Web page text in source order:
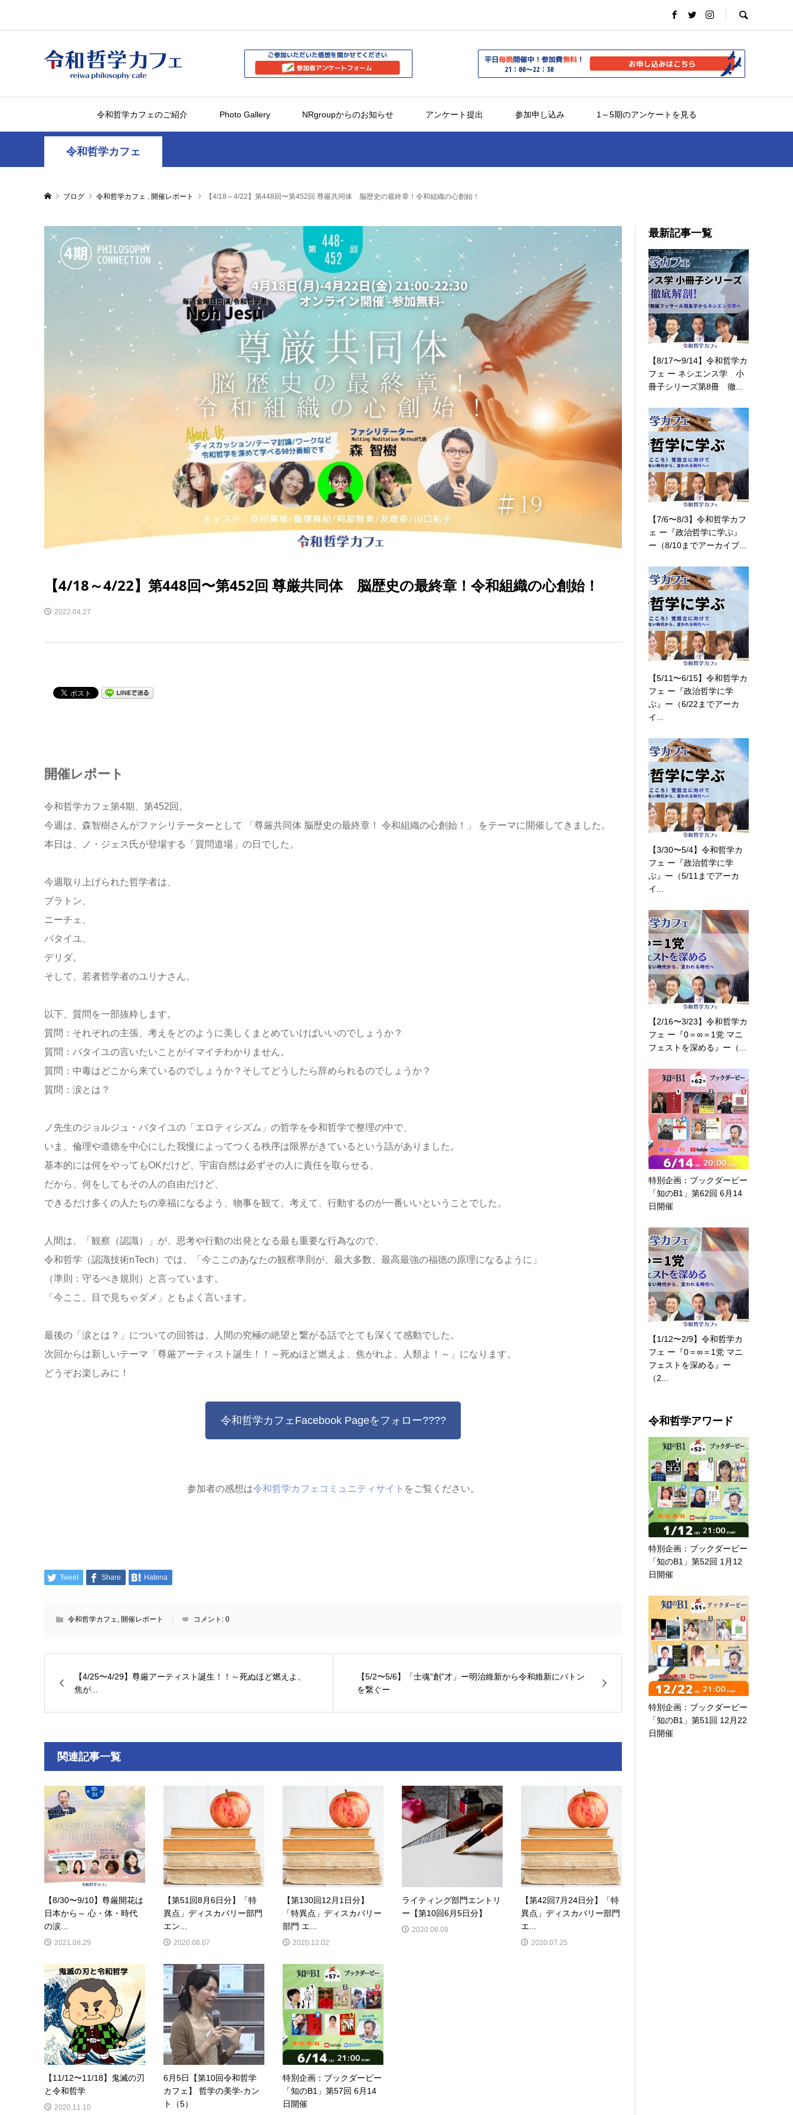
令和哲学カフェのご紹介 Photo Gallery NRgroupからのお知らせ アンケート提出 参加申し込み 1～5期のアンケートを見る
令和哲学カフェ
ブログ 令和哲学カフェ , 開催レポート 【4/18～4/22】第448回〜第452回 尊厳共同体 脳歴史の最終章！令和組織の心創始！
【4/18～4/22】第448回〜第452回 尊厳共同体 脳歴史の最終章！令和組織の心創始！
2022.04.27
開催レポート
令和哲学カフェ第4期、第452回。
今週は、森智樹さんがファシリテーターとして 「尊厳共同体 脳歴史の最終章！ 令和組織の心創始！」 をテーマに開催してきました。
本日は、ノ・ジェス氏が登場する「質問道場」の日でした。
今週取り上げられた哲学者は、
プラトン、
ニーチェ、
バタイユ、
デリダ。
そして、若者哲学者のユリナさん。
以下、質問を一部抜粋します。
質問：それぞれの主張、考えをどのように美しくまとめていけばいいのでしょうか？
質問：バタイユの言いたいことがイマイチわかりません。
質問：中毒はどこから来ているのでしょうか？そしてどうしたら辞められるのでしょうか？
質問：涙とは？
ノ先生のジョルジュ・バタイユの「エロティシズム」の哲学を令和哲学で整理の中で、
いま、倫理や道徳を中心にした我慢によってつくる秩序は限界がきているという話がありました。
基本的には何をやってもOKだけど、宇宙自然は必ずその人に責任を取らせる、
だから、何をしてもその人の自由だけど、
できるだけ多くの人たちの幸福になるよう、物事を観て、考えて、行動するのが一番いいということでした。
人間は、「観察（認識）」が、思考や行動の出発となる最も重要な行為なので、
令和哲学（認識技術nTech）では、「今ここのあなたの観察準則が、最大多数、最高最強の福徳の原理になるように」
（準則：守るべき規則）と言っています。
「今ここ、目で見ちゃダメ」ともよく言います。
最後の「涙とは？」についての回答は、人間の究極の絶望と繋がる話でとても深くて感動でした。
次回からは新しいテーマ「尊厳アーティスト誕生！！～死ぬほど燃えよ、焦がれよ、人類よ！～」になります。
どうぞお楽しみに！
令和哲学カフェFacebook Pageをフォロー????
参加者の感想は令和哲学カフェコミュニティサイト をご覧ください。
Tweet Share Hatena
令和哲学カフェ, 開催レポート コメント: 0
【4/25〜4/29】尊厳アーティスト誕生！！～死ぬほど燃えよ、
焦が...
【5/2〜5/6】「士魂”創”才」ー明治維新から令和維新にバトン
を繋ぐー
関連記事一覧
【8/30〜9/10】尊厳開花は
日本から～ 心・体・時代
の涙...
2021.08.29
【第51回8月6日分】「特
異点」ディスカバリー部門
エン...
2020.08.07
【第130回12月1日分】
「特異点」ディスカバリー
部門 エ...
2020.12.02
ライティング部門エントリ
ー【第10回6月5日分】
2020.06.08
【第42回7月24日分】「特
異点」ディスカバリー部門
エ...
2020.07.25
【11/12〜11/18】鬼滅の刃
と令和哲学
2020.11.10
6月5日【第10回令和哲学
カフェ】 哲学の美学-カン
ト（5）
特別企画：ブックダービー
「知のB1」第57回 6月14
日開催
最新記事一覧
【8/17〜9/14】令和哲学カ
フェ ー ネシエンス学 小
冊子シリーズ第8冊 徹...
【7/6〜8/3】令和哲学カフ
ェ ー『政治哲学に学ぶ』
ー（8/10までアーカイブ...
【5/11〜6/15】令和哲学カ
フェ ー『政治哲学に学
ぶ』ー（6/22までアーカ
イ...
【3/30〜5/4】令和哲学カ
フェ ー『政治哲学に学
ぶ』ー（5/11までアーカ
イ...
【2/16〜3/23】令和哲学カ
フェ ー『0＝∞＝1党 マニ
フェストを深める』ー（...
特別企画：ブックダービー
「知のB1」第62回 6月14
日開催
【1/12〜2/9】令和哲学カ
フェ ー『0＝∞＝1党 マニ
フェストを深める』ー
（2...
令和哲学アワード
特別企画：ブックダービー
「知のB1」第52回 1月12
日開催
特別企画：ブックダービー
「知のB1」第51回 12月22
日開催